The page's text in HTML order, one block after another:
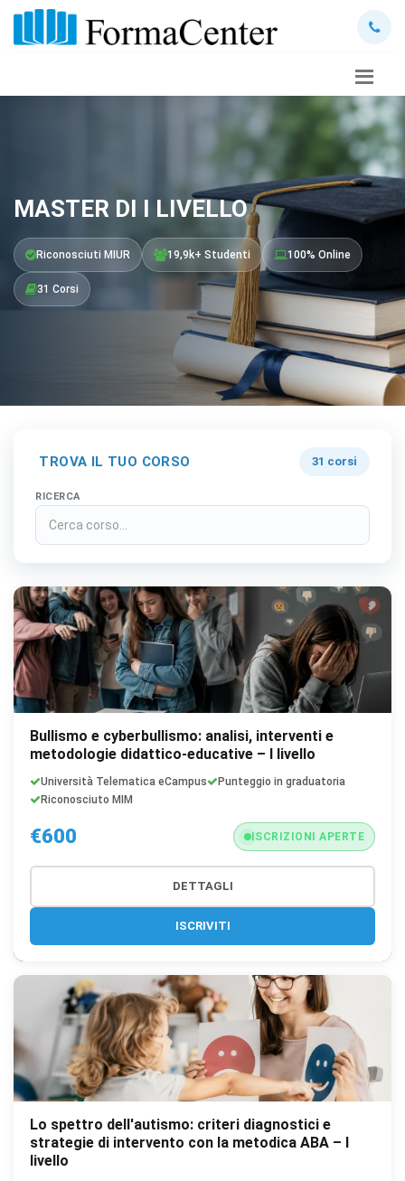
MASTER DI I LIVELLO
Riconosciuti MIUR 19,9k+ Studenti 100% Online
31 Corsi
TROVA IL TUO CORSO 31 corsi
RICERCA
Bullismo e cyberbullismo: analisi, interventi e
metodologie didattico-educative – I livello
Università Telematica eCampus
Punteggio in graduatoria
Riconosciuto MIM
€600 ISCRIZIONI APERTE
DETTAGLI
ISCRIVITI
Lo spettro dell'autismo: criteri diagnostici e
strategie di intervento con la metodica ABA – I
livello